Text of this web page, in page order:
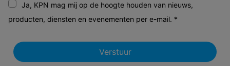
Ja, KPN mag mij op de hoogte houden van nieuws,
producten, diensten en evenementen per e-mail. *